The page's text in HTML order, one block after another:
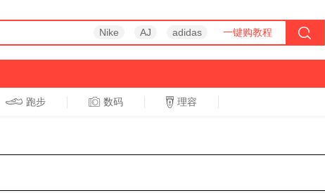
Nike AJ adidas 一键购教程
跑步 数码 理容